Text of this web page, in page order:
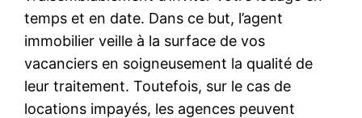
temps et en date. Dans ce but, l’agent
immobilier veille à la surface de vos
vacanciers en soigneusement la qualité de
leur traitement. Toutefois, sur le cas de
locations impayés, les agences peuvent